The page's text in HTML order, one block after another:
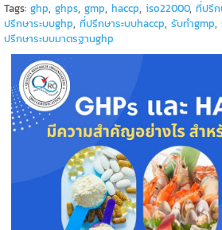
Tags: ghp, ghps, gmp, haccp, iso22000, ที่ปรึ
ปรึกษาระบบghp, ที่ปรึกษาระบบhaccp, รับทำgmp,
ปรึกษาระบบมาตรฐานghp